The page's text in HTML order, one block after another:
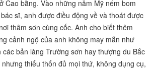
Cao bằng. Vào những năm Mỹ ném bom
sĩ, anh được điều động về và thoát được
thâm sơn cùng cốc. Anh cho biết thêm
cảnh ngộ của anh không may mắn như
bản làng Trường sơn hay thượng du Bắc
thiếu thốn đủ mọi thứ, không dụng cụ,